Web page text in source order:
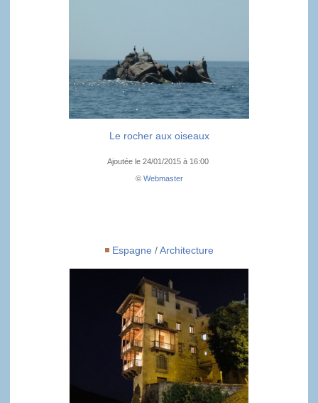
Le rocher aux oiseaux
Ajoutée le 24/01/2015 à 16:00
© Webmaster
Espagne /Architecture